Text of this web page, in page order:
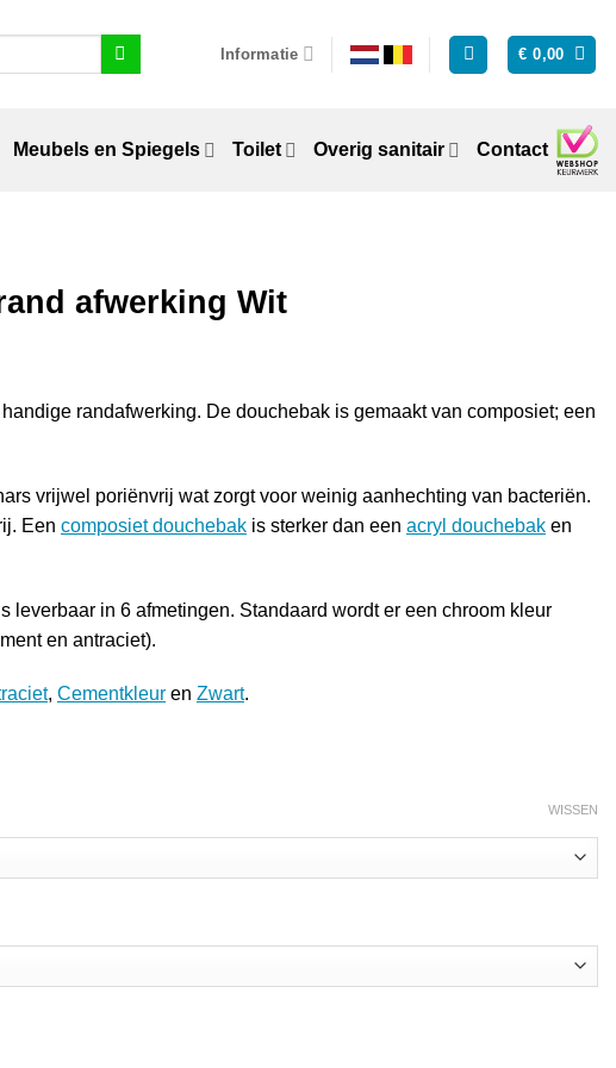
Informatie € 0,00
Meubels en Spiegels Toilet Overig sanitair Contact
afwerking Wit
randafwerking. De douchebak is gemaakt van composiet; een
vrijwel poriënvrij wat zorgt voor weinig aanhechting van bacteriën.
Een composiet douchebak is sterker dan een acryl douchebak en
leverbaar in 6 afmetingen. Standaard wordt er een chroom kleur
en antraciet).
, Cementkleur en Zwart.
WISSEN